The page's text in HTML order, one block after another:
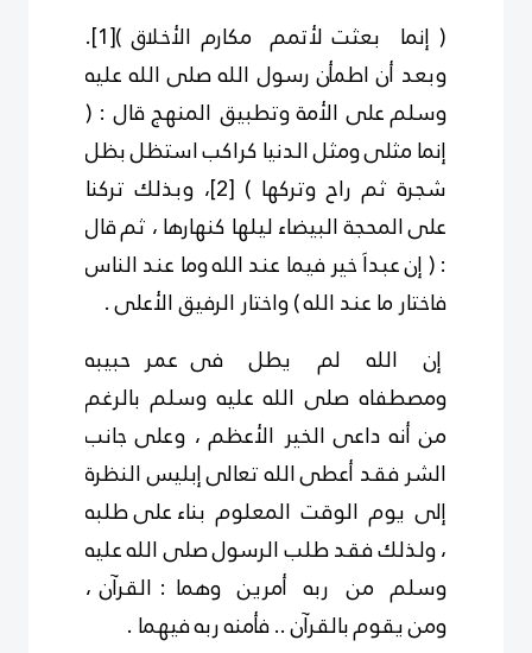
( إنما بعثت لأتمم مكارم الأخلاق )[1]
.
وبعد أن اطمأن رسول الله صلى الله عليه
وسلمعلى الأمة وتطبيق المنهج قال : (
إنما مثلى ومثل الدنيا كراكب استظل بظل
شجرة ثم راح وتركها ) [2] ، وبذلك تركنا
على المحجة البيضاء ليلها كنهارها ، ثم قال
: ( إن عبداَ خير فيما عند الله وما عند الناس
فاختار ما عند الله ) واختار الرفيق الأعلى .
إن الله لم يطل فى عمر حبيبه
ومصطفاه صلى الله عليه وسلم بالرغم
من أنه داعى الخير الأعظم ، وعلى جانب
الشر فقد أعطى الله تعالى إبليس النظرة
إلى يوم الوقت المعلوم بناء على طلبه
، ولذلك فقد طلب الرسول صلى الله عليه
وسلم من ربه أمرين وهما : القرآن ،
ومن يقوم بالقرآن .. فأمنه ربه فيهما .